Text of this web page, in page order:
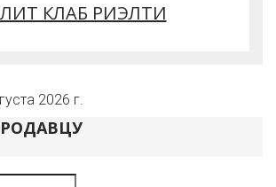
КЛАБ РИЭЛТИ
2026 г.